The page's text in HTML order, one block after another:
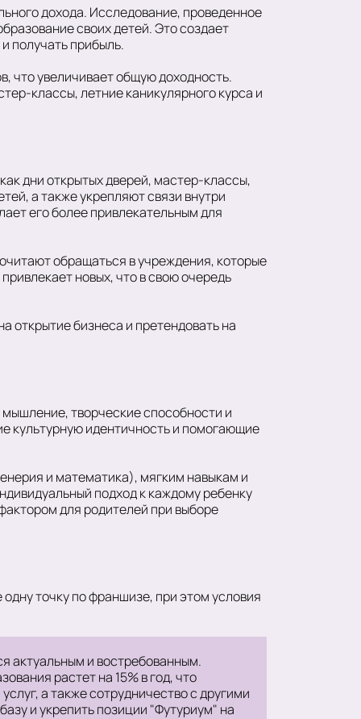
дохода. Исследование, проведенное
своих детей. Это создает
получать прибыль.
что увеличивает общую доходность.
классы, летние каникулярного курса и
дни открытых дверей, мастер-классы,
а также укрепляют связи внутри
его более привлекательным для
обращаться в учреждения, которые
новых, что в свою очередь
открытие бизнеса и претендовать на
творческие способности и
культурную идентичность и помогающие
и математика), мягким навыкам и
подход к каждому ребенку
для родителей при выборе
точку по франшизе, при этом условия
актуальным и востребованным.
растет на 15% в год, что
а также сотрудничество с другими
и укрепить позиции "Футуриум" на